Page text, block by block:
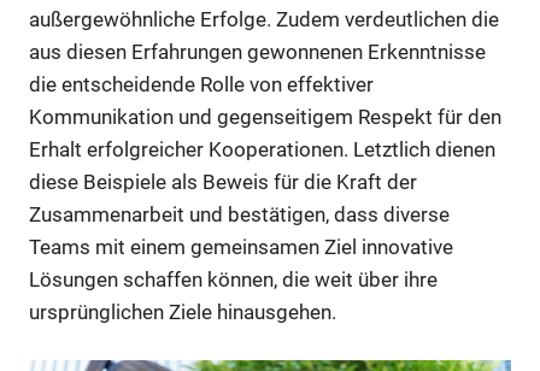
außergewöhnliche Erfolge. Zudem verdeutlichen die
aus diesen Erfahrungen gewonnenen Erkenntnisse
die entscheidende Rolle von effektiver
Kommunikation und gegenseitigem Respekt für den
Erhalt erfolgreicher Kooperationen. Letztlich dienen
diese Beispiele als Beweis für die Kraft der
Zusammenarbeit und bestätigen, dass diverse
Teams mit einem gemeinsamen Ziel innovative
Lösungen schaffen können, die weit über ihre
ursprünglichen Ziele hinausgehen.